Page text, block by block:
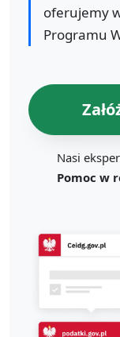
oferujemy
Programu
Nasi
Pomoc w